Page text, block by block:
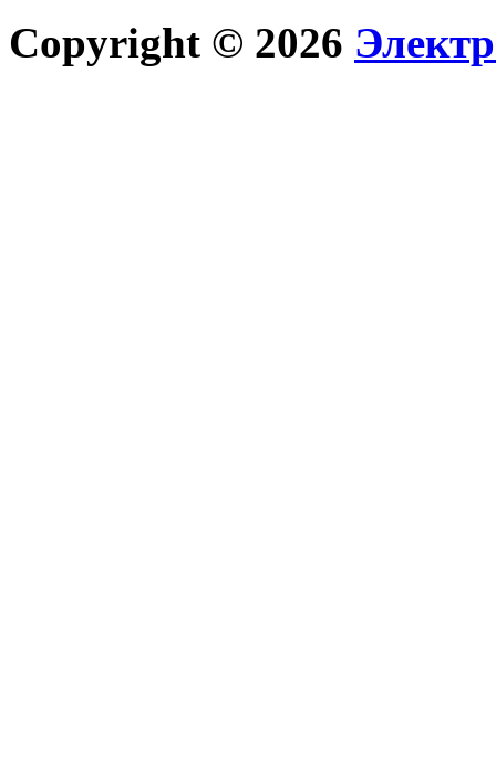
Copyright © 2026